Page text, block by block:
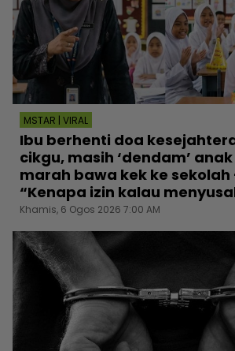
MSTAR | VIRAL
Ibu berhenti doa
cikgu, masih ‘dendam’
marah bawa kek ke sekolah
“Kenapa izin kalau
Khamis, 6 Ogos 2026 7:00 AM